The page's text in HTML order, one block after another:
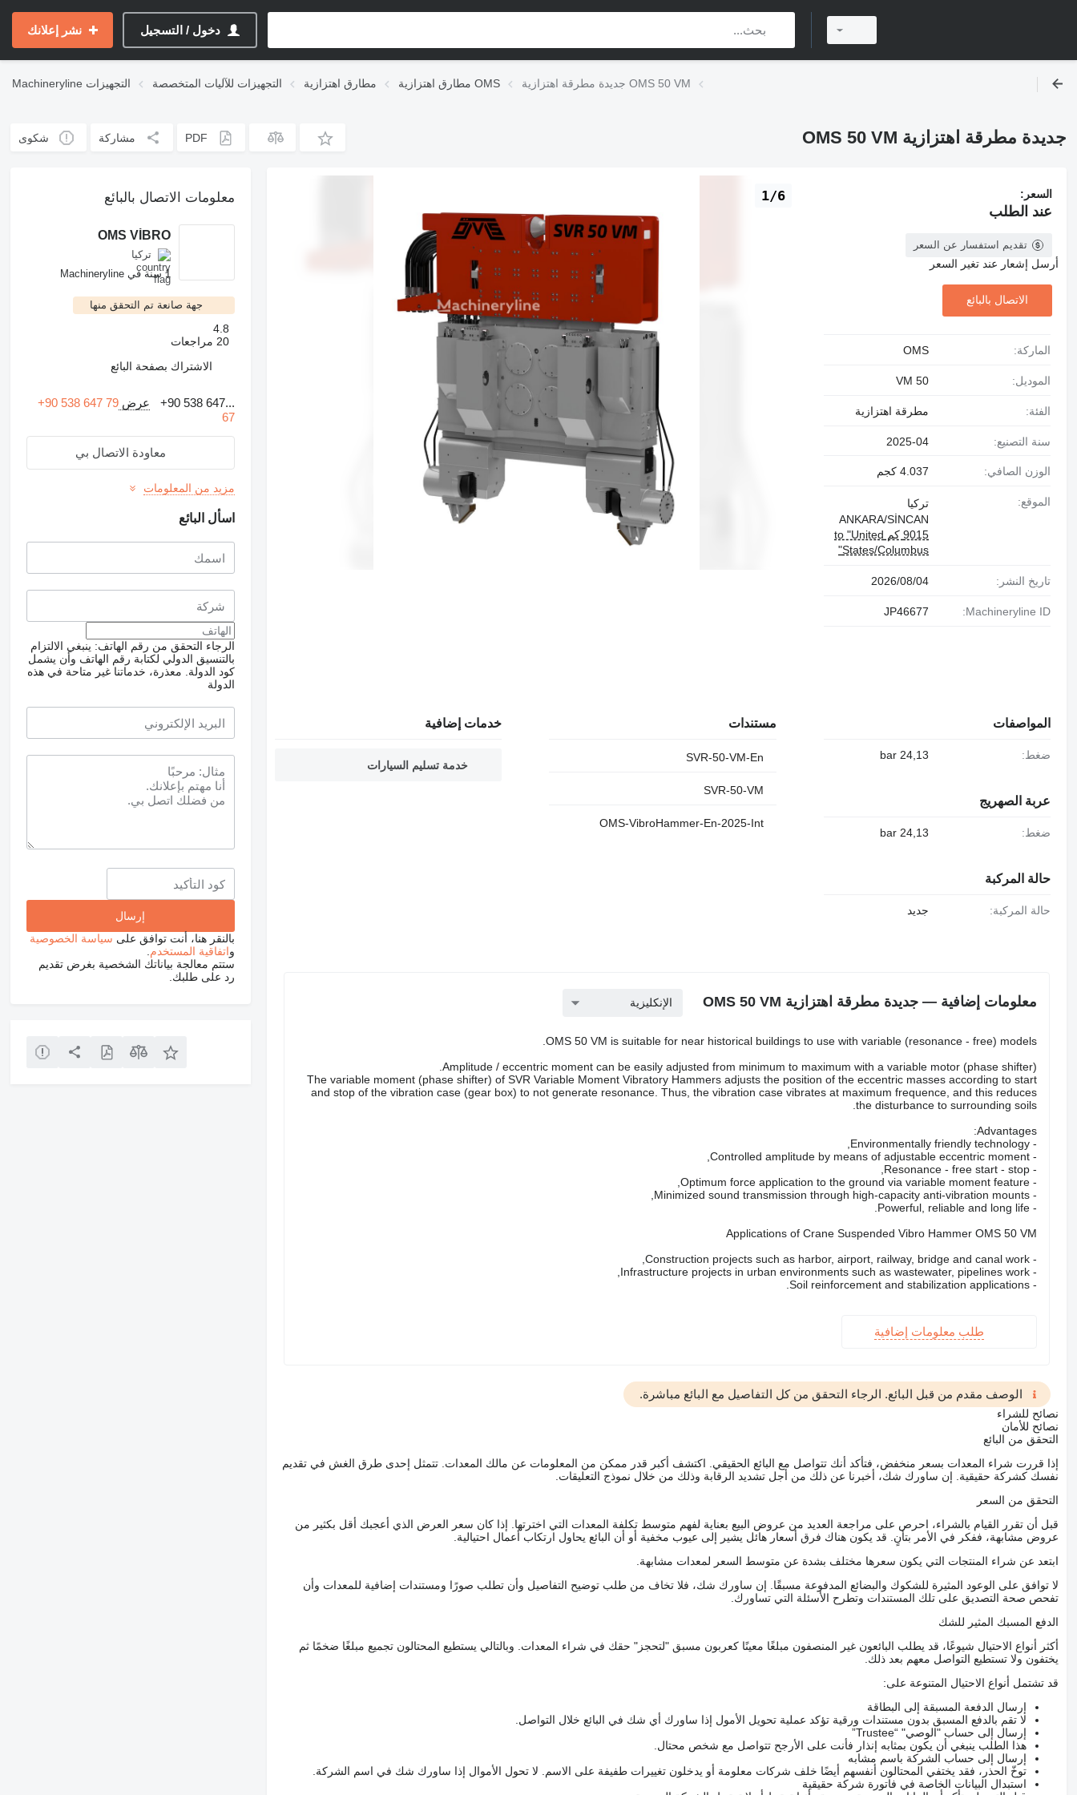
دخول / التسجيل نشر إعلانك
Machineryline التجهيزات التجهيزات للآليات المتخصصة مطارق اهتزازية مطارق اهتزازية OMS جديدة مطرقة اهتزازية OMS 50 VM
جديدة مطرقة اهتزازية OMS 50 VM PDF مشاركة شكوى
1/6 السعر:
عند الطلب
تقديم استفسار عن السعر
أرسل إشعار عند تغير السعر
الاتصال بالبائع
الماركة: OMS
الموديل: 50 VM
الفئة: مطرقة اهتزازية
سنة التصنيع: 2025-04
الوزن الصافي: 4.037 كجم
الموقع:
تركيا
ANKARA/SİNCAN
9015 كم to "United
States/Columbus"
تاريخ النشر: 04‏/08‏/2026
Machineryline ID:
JP46677
المواصفات
ضغط: 24,13 bar
عربة الصهريج
ضغط: 24,13 bar
حالة المركبة
حالة المركبة: جديد
مستندات
OMS-VibroHammer-En-2025-Int
خدمات إضافية
خدمة تسليم السيارات
معلومات إضافية — جديدة مطرقة اهتزازية OMS 50 VM الإنكليزية
OMS 50 VM is suitable for near historical buildings to use with variable (resonance - free) models.
Amplitude / eccentric moment can be easily adjusted from minimum to maximum with a variable motor (phase shifter).
The variable moment (phase shifter) of SVR Variable Moment Vibratory Hammers adjusts the position of the eccentric masses according to start
and stop of the vibration case (gear box) to not generate resonance. Thus, the vibration case vibrates at maximum frequence, and this reduces
the disturbance to surrounding soils.
Advantages:
- Environmentally friendly technology,
- Controlled amplitude by means of adjustable eccentric moment,
- Resonance - free start - stop,
- Optimum force application to the ground via variable moment feature,
- Minimized sound transmission through high-capacity anti-vibration mounts,
- Powerful, reliable and long life.
Applications of Crane Suspended Vibro Hammer OMS 50 VM
- Construction projects such as harbor, airport, railway, bridge and canal work,
- Infrastructure projects in urban environments such as wastewater, pipelines work,
- Soil reinforcement and stabilization applications.
طلب معلومات إضافية
الوصف مقدم من قبل البائع. الرجاء التحقق من كل التفاصيل مع البائع مباشرة.
نصائح للشراء
نصائح للأمان
التحقق من البائع
إذا قررت شراء المعدات بسعر منخفض، فتأكد أنك تتواصل مع البائع الحقيقي. اكتشف أكبر قدر ممكن من المعلومات عن مالك المعدات. تتمثل إحدى طرق الغش في تقديم
نفسك كشركة حقيقية. إن ساورك شك، أخبرنا عن ذلك من أجل تشديد الرقابة وذلك من خلال نموذج التعليقات.
التحقق من السعر
قبل أن تقرر القيام بالشراء، احرص على مراجعة العديد من عروض البيع بعناية لفهم متوسط تكلفة المعدات التي اخترتها. إذا كان سعر العرض الذي أعجبك أقل بكثير من
عروض مشابهة، ففكر في الأمر بتأنٍ. قد يكون هناك فرق أسعار هائل يشير إلى عيوب مخفية أو أن البائع يحاول ارتكاب أعمال احتيالية.
ابتعد عن شراء المنتجات التي يكون سعرها مختلف بشدة عن متوسط السعر لمعدات مشابهة.
لا توافق على الوعود المثيرة للشكوك والبضائع المدفوعة مسبقًا. إن ساورك شك، فلا تخاف من طلب توضيح التفاصيل وأن تطلب صورًا ومستندات إضافية للمعدات وأن
تفحص صحة التصديق على تلك المستندات وتطرح الأسئلة التي تساورك.
الدفع المسبك المثير للشك
أكثر أنواع الاحتيال شيوعًا، قد يطلب البائعون غير المنصفون مبلغًا معينًا كعربون مسبق "لتحجز" حقك في شراء المعدات. وبالتالي يستطيع المحتالون تجميع مبلغًا ضخمًا ثم
يختفون ولا تستطيع التواصل معهم بعد ذلك.
قد تشتمل أنواع الاحتيال المتنوعة على:
إرسال الدفعة المسبقة إلى البطاقة
لا تقم بالدفع المسبق بدون مستندات ورقية تؤكد عملية تحويل الأمول إذا ساورك أي شك في البائع خلال التواصل.
إرسال إلى حساب "الوصي" “Trustee”
هذا الطلب ينبغي أن يكون بمثابه إنذار فأنت على الأرجح تتواصل مع شخص محتال.
إرسال إلى حساب الشركة باسم مشابه
توخّ الحذر، فقد يختفي المحتالون أنفسهم أيضًا خلف شركات معلومة أو يدخلون تغييرات طفيفة على الاسم. لا تحول الأموال إذا ساورك شك في اسم الشركة.
استبدال البيانات الخاصة في فاتورة شركة حقيقية
معلومات الاتصال بالبائع
OMS VİBRO
تركيا
1 سنة في Machineryline
جهة صانعة تم التحقق منها
4.8
20 مراجعات
الاشتراك بصفحة البائع
+90 538 647... عرض+90 538 647 79
67
معاودة الاتصال بي
مزيد من المعلومات
اسأل البائع
الرجاء التحقق من رقم الهاتف: ينبغي الالتزام
بالتنسيق الدولي لكتابة رقم الهاتف وأن يشمل
كود الدولة.
معذرة، خدماتنا غير متاحة في هذه
الدولة
بالنقر هنا، أنت توافق على سياسة الخصوصية
واتفاقية المستخدم
ستتم معالجة بياناتك الشخصية بغرض تقديم
رد على طلبك.